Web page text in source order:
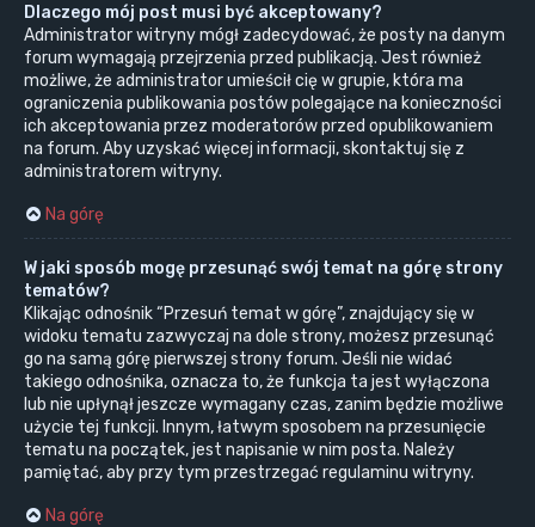
Dlaczego mój post musi być akceptowany?
Administrator witryny mógł zadecydować, że posty na danym
forum wymagają przejrzenia przed publikacją. Jest również
możliwe, że administrator umieścił cię w grupie, która ma
ograniczenia publikowania postów polegające na konieczności
ich akceptowania przez moderatorów przed opublikowaniem
na forum. Aby uzyskać więcej informacji, skontaktuj się z
administratorem witryny.
Na górę
W jaki sposób mogę przesunąć swój temat na górę strony
tematów?
Klikając odnośnik “Przesuń temat w górę”, znajdujący się w
widoku tematu zazwyczaj na dole strony, możesz przesunąć
go na samą górę pierwszej strony forum. Jeśli nie widać
takiego odnośnika, oznacza to, że funkcja ta jest wyłączona
lub nie upłynął jeszcze wymagany czas, zanim będzie możliwe
użycie tej funkcji. Innym, łatwym sposobem na przesunięcie
tematu na początek, jest napisanie w nim posta. Należy
pamiętać, aby przy tym przestrzegać regulaminu witryny.
Na górę